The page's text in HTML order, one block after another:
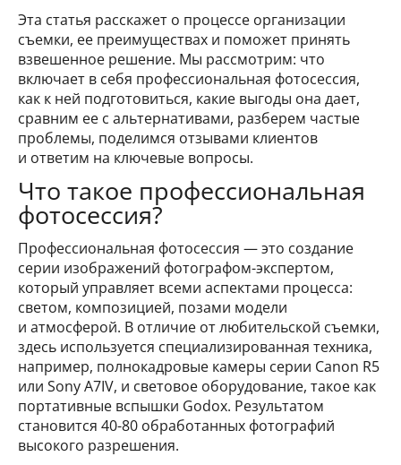
Эта статья расскажет о процессе организации
съемки, ее преимуществах и поможет принять
взвешенное решение. Мы рассмотрим: что
включает в себя профессиональная фотосессия,
как к ней подготовиться, какие выгоды она дает,
сравним ее с альтернативами, разберем частые
проблемы, поделимся отзывами клиентов
и ответим на ключевые вопросы.
Что такое профессиональная
фотосессия?
Профессиональная фотосессия — это создание
серии изображений фотографом-экспертом,
который управляет всеми аспектами процесса:
светом, композицией, позами модели
и атмосферой. В отличие от любительской съемки,
здесь используется специализированная техника,
например, полнокадровые камеры серии Canon R5
или Sony A7IV, и световое оборудование, такое как
портативные вспышки Godox. Результатом
становится 40-80 обработанных фотографий
высокого разрешения.